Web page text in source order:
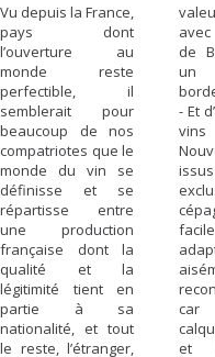
Vu depuis la France,
pays dont
l’ouverture au
monde reste
perfectible, il
semblerait pour
beaucoup de nos
compatriotes que le
monde du vin se
définisse et se
répartisse entre
une production
française dont la
qualité et la
légitimité tient en
partie à sa
nationalité, et tout
le reste, l’étranger,
de
un
- Et
et